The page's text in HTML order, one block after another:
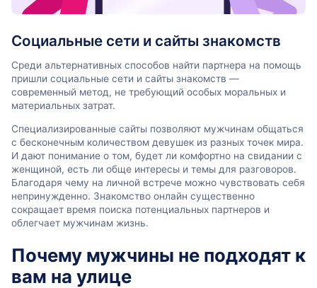
Социальные сети и сайты знакомств
Среди альтернативных способов найти партнера на помощь
пришли социальные сети и сайты знакомств —
современный метод, не требующий особых моральных и
материальных затрат.
Специализированные сайты позволяют мужчинам общаться
с бесконечным количеством девушек из разных точек мира.
И дают понимание о том, будет ли комфортно на свидании с
женщиной, есть ли обще интересы и темы для разговоров.
Благодаря чему на личной встрече можно чувствовать себя
непринужденно. Знакомство онлайн существенно
сокращает время поиска потенциальных партнеров и
облегчает мужчинам жизнь.
Почему мужчины не подходят к
вам на улице